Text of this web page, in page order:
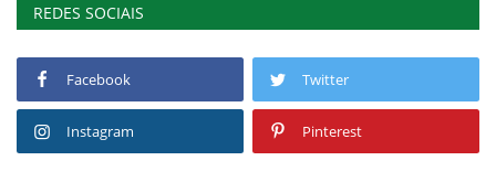
REDES SOCIAIS
Facebook Twitter
Instagram Pinterest